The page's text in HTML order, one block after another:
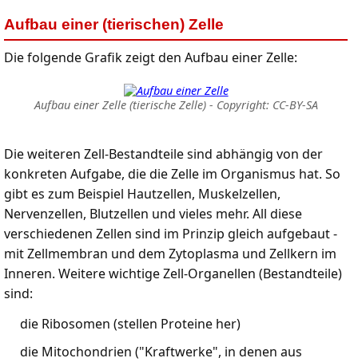
Aufbau einer (tierischen) Zelle
Die folgende Grafik zeigt den Aufbau einer Zelle:
Aufbau einer Zelle (tierische Zelle) - Copyright: CC-BY-SA
Die weiteren Zell-Bestandteile sind abhängig von der
konkreten Aufgabe, die die Zelle im Organismus hat. So
gibt es zum Beispiel Hautzellen, Muskelzellen,
Nervenzellen, Blutzellen und vieles mehr. All diese
verschiedenen Zellen sind im Prinzip gleich aufgebaut -
mit Zellmembran und dem Zytoplasma und Zellkern im
Inneren. Weitere wichtige Zell-Organellen (Bestandteile)
sind:
die Ribosomen (stellen Proteine her)
die Mitochondrien ("Kraftwerke", in denen aus